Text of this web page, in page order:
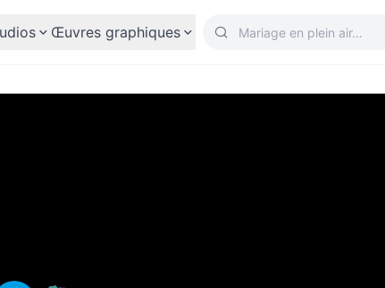
Œuvres graphiques